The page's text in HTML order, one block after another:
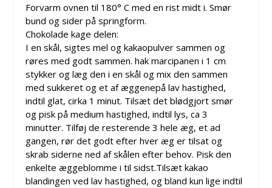
Forvarm ovnen til 180° C med en rist midt i. Smør
bund og sider på springform.
Chokolade kage delen:
I en skål, sigtes mel og kakaopulver sammen og
røres med godt sammen. hak marcipanen i 1 cm
stykker og læg den i en skål og mix den sammen
med sukkeret og et af æggenepå lav hastighed,
indtil glat, cirka 1 minut. Tilsæt det blødgjort smør
og pisk på medium hastighed, indtil lys, ca 3
minutter. Tilføj de resterende 3 hele æg, et ad
gangen, rør det godt efter hver æg er tilsat og
skrab siderne ned af skålen efter behov. Pisk den
enkelte æggeblomme i til sidst.Tilsæt kakao
blandingen ved lav hastighed, og bland kun lige indtil